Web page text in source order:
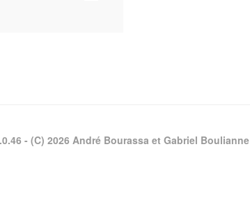
- (C) 2026 André Bourassa et Gabriel Boulianne